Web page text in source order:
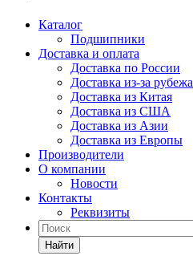
Каталог
Подшипники
Доставка и оплата
Доставка по России
Доставка из-за рубежа
Доставка из Китая
Доставка из США
Доставка из Азии
Доставка из Европы
Производители
О компании
Новости
Контакты
Реквизиты
Найти